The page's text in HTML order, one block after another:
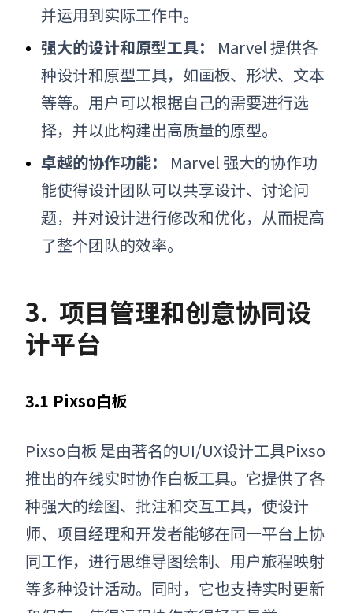
并运用到实际工作中。
强大的设计和原型工具：
Marvel 提供各
种设计和原型工具，如画板、形状、文本
等等。用户可以根据自己的需要进行选
择，并以此构建出高质量的原型。
卓越的协作功能：
Marvel 强大的协作功
能使得设计团队可以共享设计、讨论问
题，并对设计进行修改和优化，从而提高
了整个团队的效率。
3. 项目管理和创意协同设
计平台
3.1 Pixso白板
Pixso白板 是由著名的UI/UX设计工具Pixso
推出的在线实时协作白板工具。它提供了各
种强大的绘图、批注和交互工具，使设计
师、项目经理和开发者能够在同一平台上协
同工作，进行思维导图绘制、用户旅程映射
等多种设计活动。同时，它也支持实时更新